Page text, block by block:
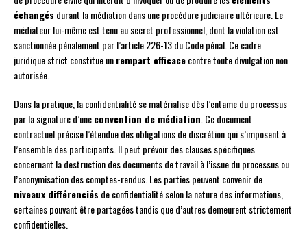
échangés durant la médiation dans une procédure judiciaire ultérieure. Le
médiateur lui-même est tenu au secret professionnel, dont la violation est
sanctionnée pénalement par l’article 226-13 du Code pénal. Ce cadre
juridique strict constitue unrempart efficacecontre toute divulgation non
autorisée.
Dans la pratique, la confidentialité se matérialise dès l’entame du processus
par la signature d’uneconvention de médiation. Ce document
contractuel précise l’étendue des obligations de discrétion qui s’imposent à
l’ensemble des participants. Il peut prévoir des clauses spécifiques
concernant la destruction des documents de travail à l’issue du processus ou
l’anonymisation des comptes-rendus. Les parties peuvent convenir de
niveaux différenciés de confidentialité selon la nature des informations,
certaines pouvant être partagées tandis que d’autres demeurent strictement
confidentielles.